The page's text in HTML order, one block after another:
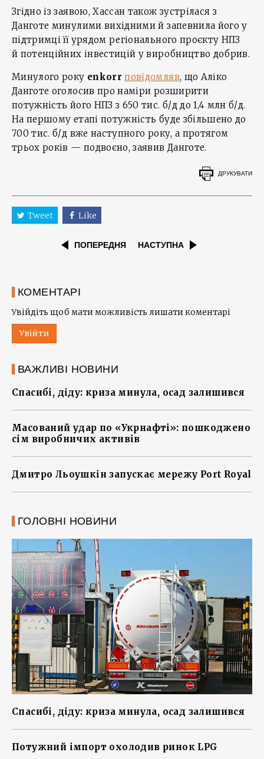
Згідно із заявою, Хассан також зустрілася з
Данготе минулими вихідними й запевнила його у
підтримці її урядом регіонального проєкту НПЗ
й потенційних інвестицій у виробництво добрив.
Минулого року enkorr повідомляв, що Аліко
Данготе оголосив про наміри розширити
потужність його НПЗ з 650 тис. б/д до 1,4 млн б/д.
На першому етапі потужність буде збільшено до
700 тис. б/д вже наступного року, а протягом
трьох років — подвоєно, заявив Данготе.
ДРУКУВАТИ
Tweet Like
ПОПЕРЕДНЯ НАСТУПНА
КОМЕНТАРІ
Увійдіть щоб мати можливість лишати коментарі
Увійти
ВАЖЛИВІ НОВИНИ
Спасибі, діду: криза минула, осад залишився
Масований удар по «Укрнафті»: пошкоджено
сім виробничих активів
Дмитро Льоушкін запускає мережу Port Royal
ГОЛОВНІ НОВИНИ
Спасибі, діду: криза минула, осад залишився
Потужний імпорт охолодив ринок LPG